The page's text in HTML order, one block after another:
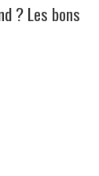
? Les bons